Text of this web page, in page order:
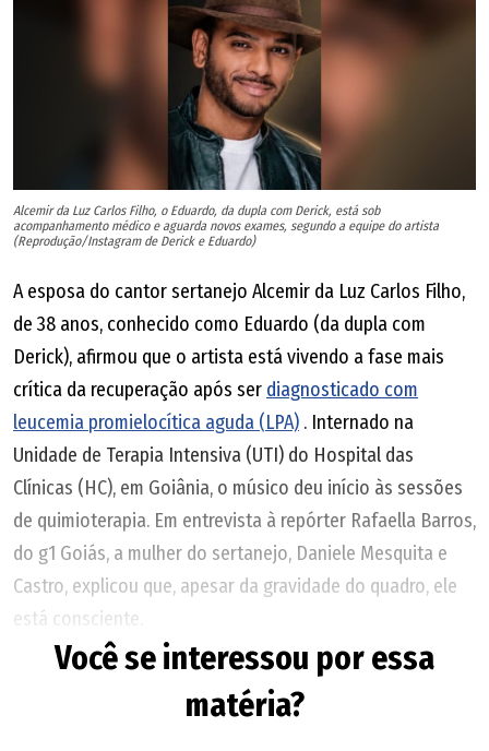
Alcemir da Luz Carlos Filho, o Eduardo, da dupla com Derick, está sob
acompanhamento médico e aguarda novos exames, segundo a equipe do artista
(Reprodução/Instagram de Derick e Eduardo)
A esposa do cantor sertanejo Alcemir da Luz Carlos Filho,
de 38 anos, conhecido como Eduardo (da dupla com
Derick), afirmou que o artista está vivendo a fase mais
crítica da recuperação após ser diagnosticado com
leucemia promielocítica aguda (LPA) . Internado na
Unidade de Terapia Intensiva (UTI) do Hospital das
Clínicas (HC), em Goiânia, o músico deu início às sessões
de quimioterapia. Em entrevista à repórter Rafaella Barros,
do g1 Goiás, a mulher do sertanejo, Daniele Mesquita e
Castro, explicou que, apesar da gravidade do quadro, ele
está consciente.
Ele está no período mais crítico e urgente por
conta das plaquetas baixas e começou o
tratamento com químio. Mas está bem,
Você se interessou por essa
matéria?